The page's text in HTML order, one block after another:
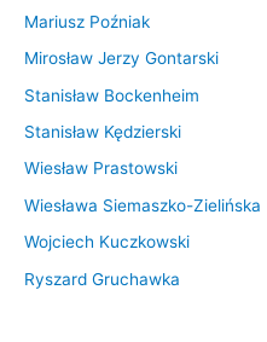
Mariusz Poźniak
Mirosław Jerzy Gontarski
Stanisław Bockenheim
Stanisław Kędzierski
Wiesław Prastowski
Wiesława Siemaszko-Zielińska
Wojciech Kuczkowski
Ryszard Gruchawka